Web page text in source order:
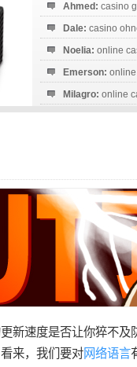
Ahmed: casino
Dale: casino
Noelia: online
Emerson:
Milagro: online
新速度是否让你猝不
来，我们要对网络语言